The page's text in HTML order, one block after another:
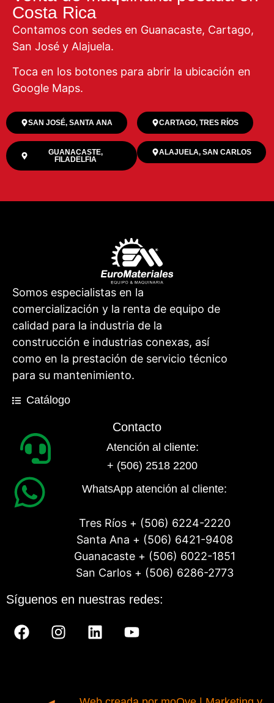
Costa Rica
Contamos con sedes en Guanacaste, Cartago,
San José y Alajuela.
Toca en los botones para abrir la ubicación en
Google Maps.
SAN JOSÉ, SANTA ANA CARTAGO, TRES RÍOS
GUANACASTE,
FILADELFIA
ALAJUELA, SAN CARLOS
Somos especialistas en la
comercialización y la renta de equipo de
calidad para la industria de la
construcción e industrias conexas, así
como en la prestación de servicio técnico
para su mantenimiento.
Catálogo
Contacto
Atención al cliente:
+ (506) 2518 2200
WhatsApp atención al cliente:
Tres Ríos + (506) 6224-2220
Santa Ana + (506) 6421-9408
Guanacaste + (506) 6022-1851
San Carlos + (506) 6286-2773
Síguenos en nuestras redes: